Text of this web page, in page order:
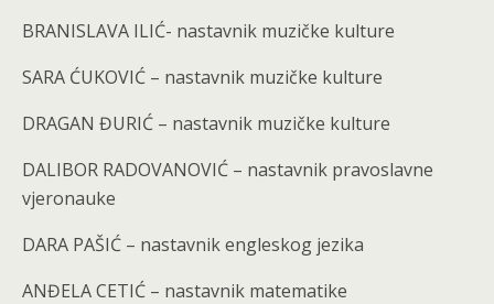
BRANISLAVA ILIĆ- nastavnik muzičke kulture
SARA ĆUKOVIĆ – nastavnik muzičke kulture
DRAGAN ĐURIĆ – nastavnik muzičke kulture
DALIBOR RADOVANOVIĆ – nastavnik pravoslavne
vjeronauke
DARA PAŠIĆ – nastavnik engleskog jezika
ANĐELA CETIĆ – nastavnik matematike